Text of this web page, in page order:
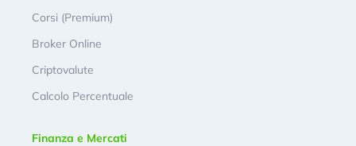
Corsi (Premium)
Broker Online
Criptovalute
Calcolo Percentuale
Finanza e Mercati